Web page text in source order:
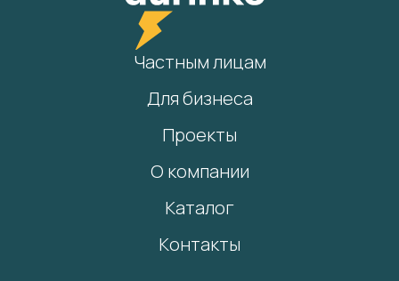
Частным лицам
Для бизнеса
Проекты
О компании
Каталог
Контакты